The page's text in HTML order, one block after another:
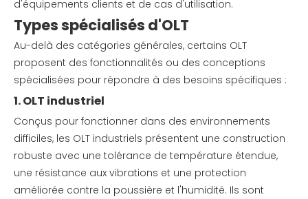
d'équipements clients et de cas d'utilisation.
Types spécialisés d'OLT
Au-delà des catégories générales, certains OLT
proposent des fonctionnalités ou des conceptions
spécialisées pour répondre à des besoins spécifiques :
1. OLT industriel
Conçus pour fonctionner dans des environnements
difficiles, les OLT industriels présentent une construction
robuste avec une tolérance de température étendue,
une résistance aux vibrations et une protection
améliorée contre la poussière et l'humidité. Ils sont